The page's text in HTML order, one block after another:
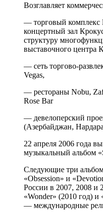
Возглавляет
— торговый
концертный зал
структуру
выставочного центра
— сеть торгово-
Vegas,
— рестораны Nobu,
Rose Bar
— девелоперский
(Азербайджан,
22 апреля 2006 года
музыкальный альбом
Следующие три
«Obsession» и
России в 2007, 2008 и
«Wonder» (2010 год)
― международные